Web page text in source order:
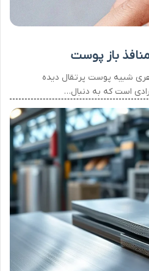
شبیه پوست پرتقال دیده
است که به دنبال…